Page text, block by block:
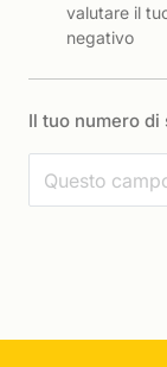
valutare il
negativo
Il tuo numero di